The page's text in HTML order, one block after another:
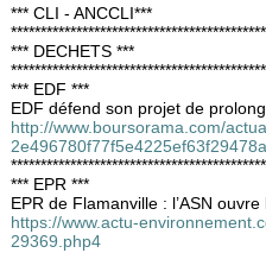
*** CLI - ANCCLI***
*** DECHETS ***
*** EDF ***
EDF défend son projet de
http://www.boursorama.com/
*** EPR ***
EPR de Flamanville : l’ASN
https://www.actu-
29369.php4